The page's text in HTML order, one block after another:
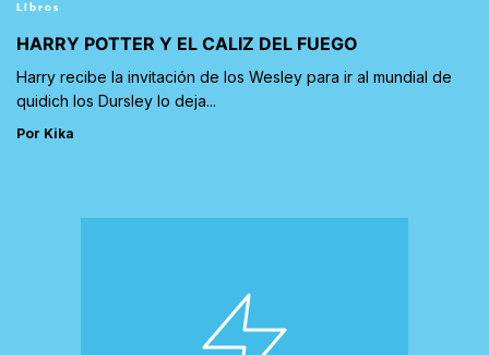
Libros
HARRY POTTER Y EL CALIZ DEL FUEGO
Harry recibe la invitación de los Wesley para ir al mundial de
quidich los Dursley lo deja...
Por Kika